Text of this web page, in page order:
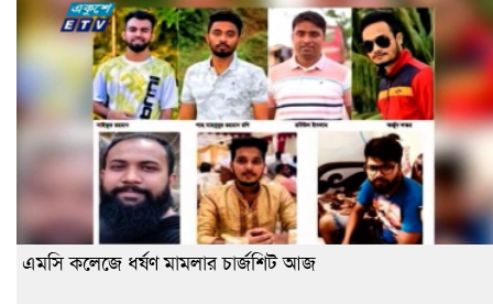
এমসি কলেজে ধর্ষণ মামলার চার্জশিট আজ